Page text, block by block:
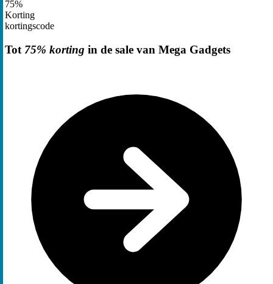
75%
Korting
kortingscode
Tot 75% korting in de sale van Mega Gadgets